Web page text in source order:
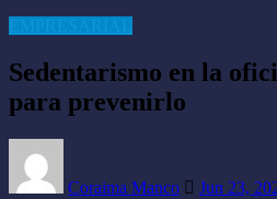
Sedentarismo en la
para prevenirlo
Coraima Manco Jun 23,